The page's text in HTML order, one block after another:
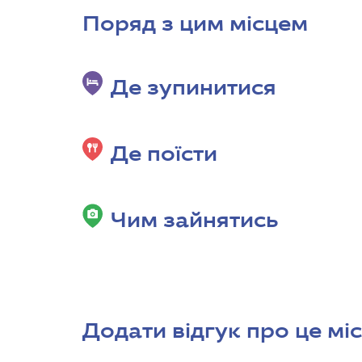
Поряд з цим місцем
Де зупинитися
Де поїсти
Чим зайнятись
Додати відгук про це